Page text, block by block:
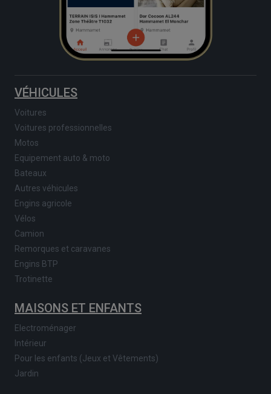
VÉHICULES
Voitures
Voitures professionnelles
Motos
Equipement auto & moto
Bateaux
Autres véhicules
Engins agricole
Vélos
Camion
Remorques et caravanes
Engins BTP
Trotinette
MAISONS ET ENFANTS
Electroménager
Intérieur
Pour les enfants (Jeux et Vêtements)
Jardin